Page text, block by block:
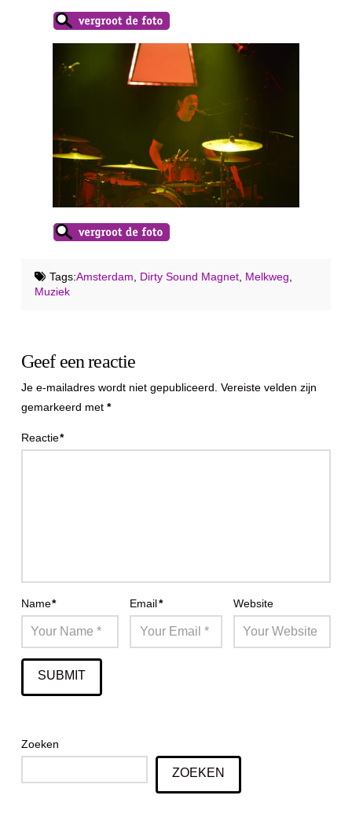
Tags:Amsterdam Dirty Sound Magnet, Melkweg
Muziek
Geef een reactie
Je e-mailadres wordt niet gepubliceerd. Vereiste velden zijn
gemarkeerd met *
Reactie*
Name* Email* Website
Zoeken
ZOEKEN